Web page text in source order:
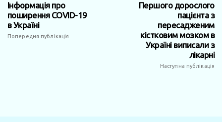
Інформація про
поширення COVID-19
в Україні
Попередня публікація
Першого дорослого
пацієнта з
пересадженим
кістковим мозком в
Україні виписали з
лікарні
Наступна публікація